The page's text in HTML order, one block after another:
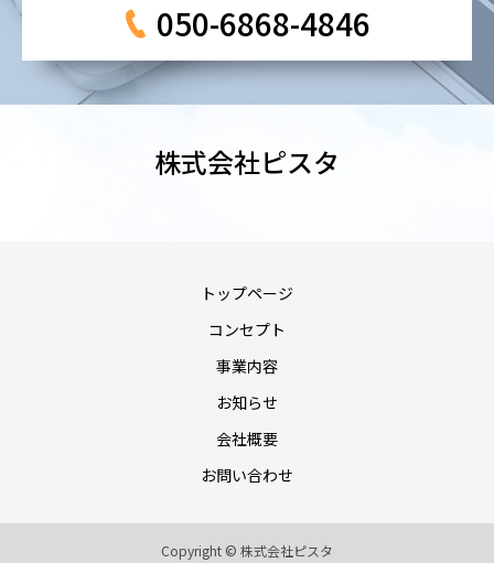
050-6868-4846
株式会社ピスタ
トップページ
コンセプト
事業内容
お知らせ
会社概要
お問い合わせ
Copyright © 株式会社ピスタ